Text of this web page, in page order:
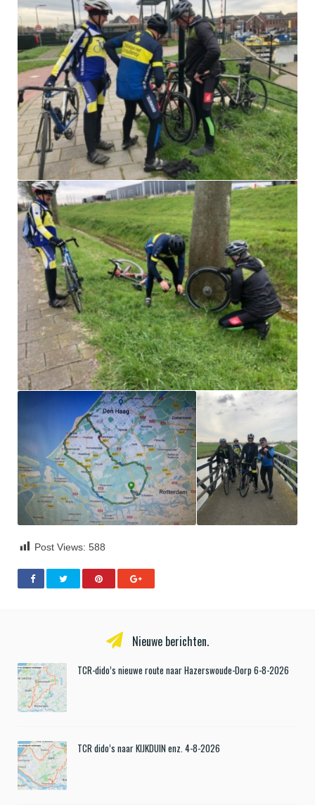
Post Views: 588
Nieuwe berichten.
TCR-dido’s nieuwe route naar Hazerswoude-Dorp 6-8-2026
TCR dido’s naar KIJKDUIN enz. 4-8-2026